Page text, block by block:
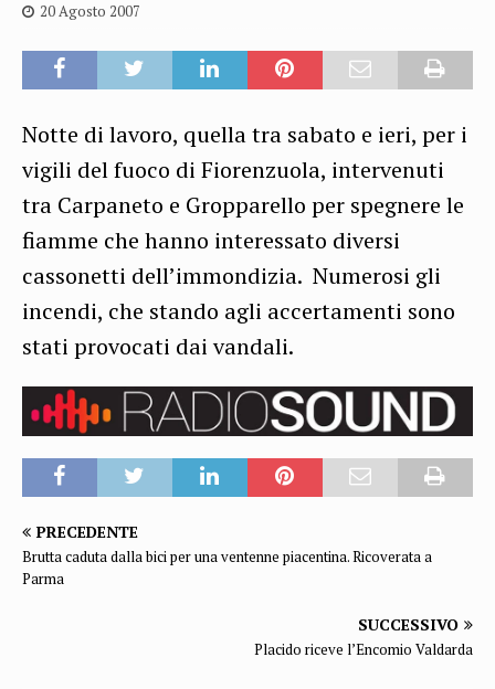
20 Agosto 2007
Notte di lavoro, quella tra sabato e ieri, per i
vigili del fuoco di Fiorenzuola, intervenuti
tra Carpaneto e Gropparello per spegnere le
fiamme che hanno interessato diversi
cassonetti dell’immondizia. Numerosi gli
incendi, che stando agli accertamenti sono
stati provocati dai vandali.
PRECEDENTE
Brutta caduta dalla bici per una ventenne piacentina. Ricoverata a
Parma
SUCCESSIVO
Placido riceve l’Encomio Valdarda